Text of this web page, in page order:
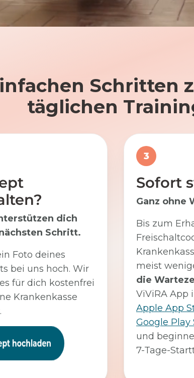
Schritten
täglichen
dich
Schritt.
Foto deines
bei uns hoch. Wir
für dich kostenfrei
Krankenkasse
3
Sofort
Ganz ohne
Bis zum
meist
die
ViViRA App
Apple App
Google Play
und
7-Tage-